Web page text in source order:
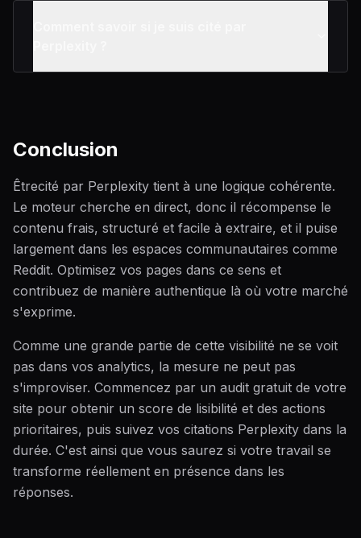
Conclusion
Êtrecité par Perplexity tient à une logique cohérente.
Le moteur cherche en direct, donc il récompense le
contenu frais, structuré et facile à extraire, et il puise
largement dans les espaces communautaires comme
Reddit. Optimisez vos pages dans ce sens et
contribuez de manière authentique là où votre marché
s'exprime.
Comme une grande partie de cette visibilité ne se voit
pas dans vos analytics, la mesure ne peut pas
s'improviser. Commencez par un audit gratuit de votre
site pour obtenir un score de lisibilité et des actions
prioritaires, puis suivez vos citations Perplexity dans la
durée. C'est ainsi que vous saurez si votre travail se
transforme réellement en présence dans les
réponses.